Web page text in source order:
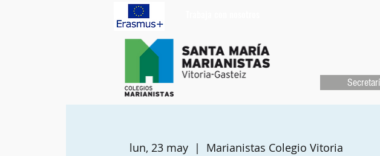
lun, 23 may
  |
Marianistas Colegio Vitoria